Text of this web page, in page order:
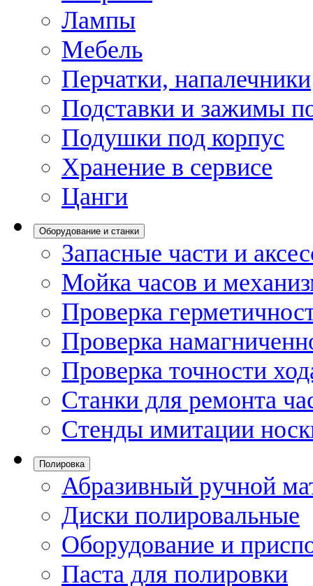
Лампы
Мебель
Перчатки, напалечники
Подставки и зажимы
Подушки под корпус
Хранение в сервисе
Цанги
Оборудование и станки
Запасные части и
Мойка часов и
Проверка
Проверка
Проверка точности
Станки для ремонта
Стенды имитации
Полировка
Абразивный ручной
Диски полировальные
Оборудование и
Паста для полировки